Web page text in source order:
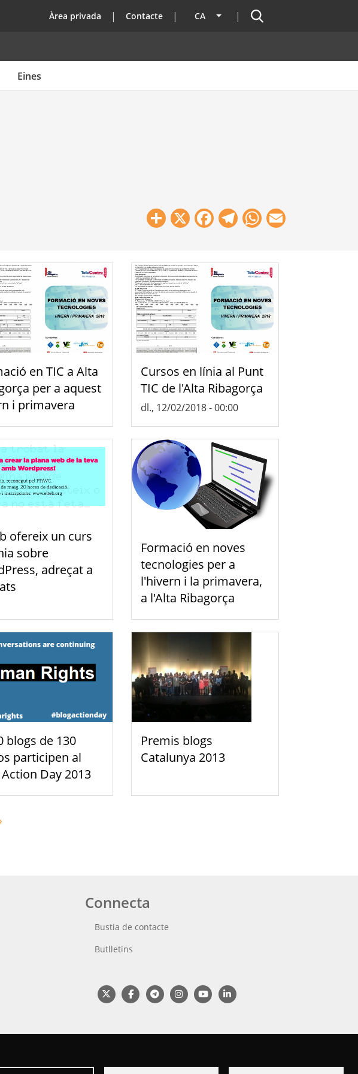
top
Àrea privada Contacte CA Llista les accions addicionals
Cercador
Eines
Share
X Facebook
Telegram
WhatsApp
en TIC a Alta
per a aquest
i primavera
Cursos en línia al Punt
TIC de l'Alta Ribagorça
dl., 12/02/2018 - 00:00
ofereix un curs
sobre
adreçat a
Formació en noves
tecnologies per a
l'hivern i la primavera,
a l'Alta Ribagorça
blogs de 130
participen al
Day 2013
Premis blogs
Catalunya 2013
Connecta
Bustia de contacte
Butlletins